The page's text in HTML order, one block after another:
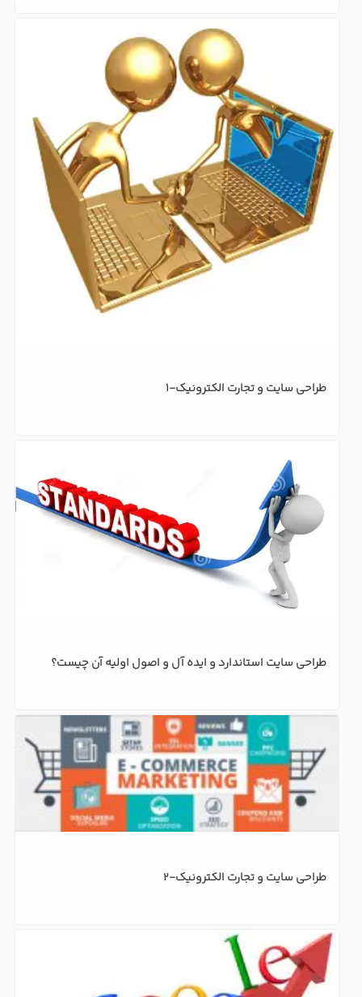
طراحی سایت و تجارت الکترونیک-1
طراحی سایت استاندارد و ایده آل و اصول اولیه آن چیست؟
طراحی سایت و تجارت الکترونیک-2